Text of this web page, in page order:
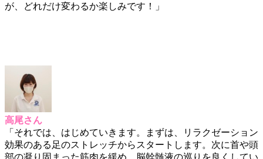
が、どれだけ変わるか楽しみです！」
高尾さん
「それでは、はじめていきます。まずは、リラクゼーション
効果のある足のストレッチからスタートします。次に首や頭